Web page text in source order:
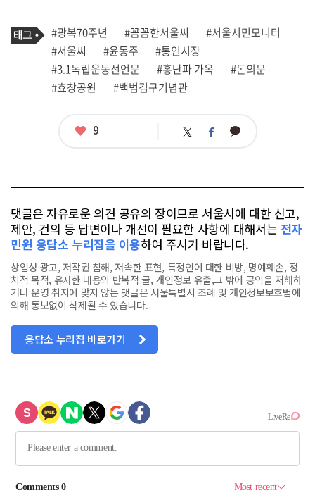
기
사
관
련
태
그
태
그
#광복70주년 #꼼꼼한서울씨
#서울시민모니터
#서울씨
#윤동주
#통인시장
#3.1독립운동선언문
#홍난파 가옥
#돈의문
#효창공원
#백범김구기념관
좋
9 트 페 카
댓글은 자유로운 의견 공유의 장이므로 서울시에 대한 신고,
제안, 건의 등 답변이나 개선이 필요한 사항에 대해서는 전자
민원 응답소 누리집을 이용하여 주시기 바랍니다.
상업성 광고, 저작권 침해, 저속한 표현, 특정인에 대한 비방, 명예훼손, 정
치적 목적, 유사한 내용의 반복적 글, 개인정보 유출,그 밖에 공익을 저해하
거나 운영 취지에 맞지 않는 댓글은 서울특별시 조례 및 개인정보보호법에
의해 통보없이 삭제될 수 있습니다.
응답소 누리집 바로가기